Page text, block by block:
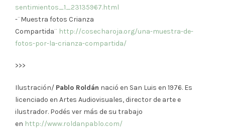
sentimientos_1_23135967.html
-¨Muestra fotos Crianza
Compartida¨ http://cosecharoja.org/una-muestra-de-
fotos-por-la-crianza-compartida/
>>>
Ilustración/ Pablo Roldán nació en San Luis en 1976. Es
licenciado en Artes Audiovisuales, director de arte e
ilustrador. Podés ver más de su trabajo
en http://www.roldanpablo.com/